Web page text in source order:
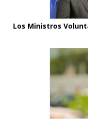
Los Ministros